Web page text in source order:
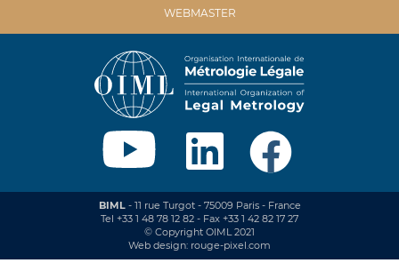
WEBMASTER
BIML- 11 rue Turgot - 75009 Paris - France
Tel +33 1 48 78 12 82 - Fax +33 1 42 82 17 27
© Copyright OIML 2021
Web design: rouge-pixel.com